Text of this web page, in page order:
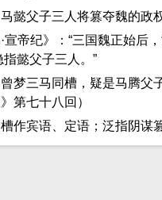
懿父子三人将篡夺魏的政
宣帝纪》：“三国魏正始后
懿父子三人。”
曾梦三马同槽，疑是马腾
第七十八回）
作宾语、定语；泛指阴谋